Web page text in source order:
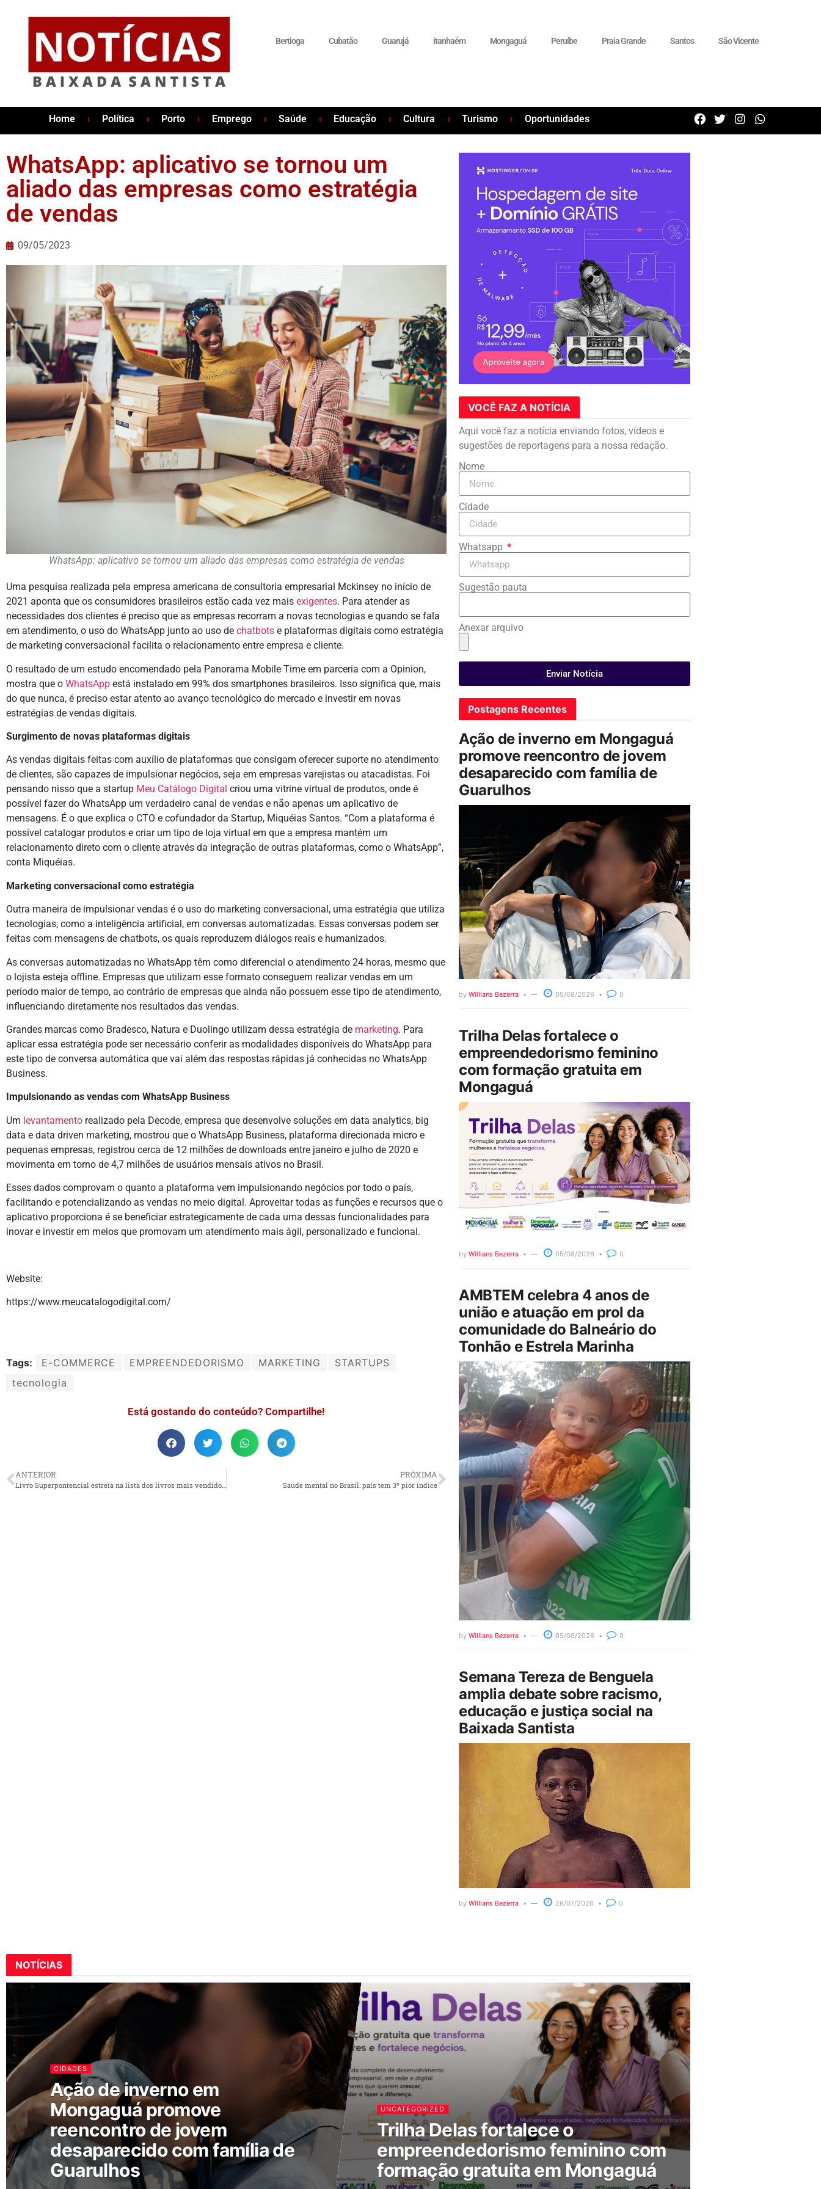
Bertioga Cubatão Guarujá itanhaém Mongaguá Peruíbe Praia Grande Santos São Vicente
Home Política Porto Emprego Saúde Educação Cultura Turismo Oportunidades
WhatsApp: aplicativo se tornou um
aliado das empresas como estratégia
de vendas
09/05/2023
WhatsApp: aplicativo se tornou um aliado das empresas como estratégia de vendas
Uma pesquisa realizada pela empresa americana de consultoria empresarial Mckinsey no início de
2021 aponta que os consumidores brasileiros estão cada vez mais exigentes. Para atender as
necessidades dos clientes é preciso que as empresas recorram a novas tecnologias e quando se fala
em atendimento, o uso do WhatsApp junto ao uso de chatbots e plataformas digitais como estratégia
de marketing conversacional facilita o relacionamento entre empresa e cliente.
O resultado de um estudo encomendado pela Panorama Mobile Time em parceria com a Opinion,
mostra que o WhatsApp está instalado em 99% dos smartphones brasileiros. Isso significa que, mais
do que nunca, é preciso estar atento ao avanço tecnológico do mercado e investir em novas
estratégias de vendas digitais.
Surgimento de novas plataformas digitais
As vendas digitais feitas com auxílio de plataformas que consigam oferecer suporte no atendimento
de clientes, são capazes de impulsionar negócios, seja em empresas varejistas ou atacadistas. Foi
pensando nisso que a startup Meu Catálogo Digital criou uma vitrine virtual de produtos, onde é
possível fazer do WhatsApp um verdadeiro canal de vendas e não apenas um aplicativo de
mensagens. É o que explica o CTO e cofundador da Startup, Miquéias Santos. “Com a plataforma é
possível catalogar produtos e criar um tipo de loja virtual em que a empresa mantém um
relacionamento direto com o cliente através da integração de outras plataformas, como o WhatsApp”,
conta Miquéias.
Marketing conversacional como estratégia
Outra maneira de impulsionar vendas é o uso do marketing conversacional, uma estratégia que utiliza
tecnologias, como a inteligência artificial, em conversas automatizadas. Essas conversas podem ser
feitas com mensagens de chatbots, os quais reproduzem diálogos reais e humanizados.
As conversas automatizadas no WhatsApp têm como diferencial o atendimento 24 horas, mesmo que
o lojista esteja offline. Empresas que utilizam esse formato conseguem realizar vendas em um
período maior de tempo, ao contrário de empresas que ainda não possuem esse tipo de atendimento,
influenciando diretamente nos resultados das vendas.
Grandes marcas como Bradesco, Natura e Duolingo utilizam dessa estratégia de marketing. Para
aplicar essa estratégia pode ser necessário conferir as modalidades disponíveis do WhatsApp para
este tipo de conversa automática que vai além das respostas rápidas já conhecidas no WhatsApp
Business.
Impulsionando as vendas com WhatsApp Business
Um levantamento realizado pela Decode, empresa que desenvolve soluções em data analytics, big
data e data driven marketing, mostrou que o WhatsApp Business, plataforma direcionada micro e
pequenas empresas, registrou cerca de 12 milhões de downloads entre janeiro e julho de 2020 e
movimenta em torno de 4,7 milhões de usuários mensais ativos no Brasil.
Esses dados comprovam o quanto a plataforma vem impulsionando negócios por todo o país,
facilitando e potencializando as vendas no meio digital. Aproveitar todas as funções e recursos que o
aplicativo proporciona é se beneficiar estrategicamente de cada uma dessas funcionalidades para
inovar e investir em meios que promovam um atendimento mais ágil, personalizado e funcional.
Website:
https://www.meucatalogodigital.com/
Tags: E-COMMERCE EMPREENDEDORISMO MARKETING
STARTUPS
tecnologia
Está gostando do conteúdo? Compartilhe!
ANTERIOR
Livro Superpontencial estreia na lista dos livros mais vendidos do país
PRÓXIMA
Saúde mental no Brasil: país tem 3º pior índice
VOCÊ FAZ A NOTÍCIA
Aqui você faz a notícia enviando fotos, vídeos e
sugestões de reportagens para a nossa redação.
Nome
Cidade
Whatsapp
Sugestão pauta
Anexar arquivo
Enviar Notícia
Postagens Recentes
Ação de inverno em Mongaguá
promove reencontro de jovem
desaparecido com família de
Guarulhos
by Willians Bezerra 05/08/2026 0
Trilha Delas fortalece o
empreendedorismo feminino
com formação gratuita em
Mongaguá
by Willians Bezerra 05/08/2026 0
AMBTEM celebra 4 anos de
união e atuação em prol da
comunidade do Balneário do
Tonhão e Estrela Marinha
by Willians Bezerra 05/08/2026 0
Semana Tereza de Benguela
amplia debate sobre racismo,
educação e justiça social na
Baixada Santista
by Willians Bezerra 28/07/2026 0
NOTÍCIAS
CIDADES
Ação de inverno em
Mongaguá promove
reencontro de jovem
desaparecido com família de
Guarulhos
UNCATEGORIZED
Trilha Delas fortalece o
empreendedorismo feminino com
formação gratuita em Mongaguá